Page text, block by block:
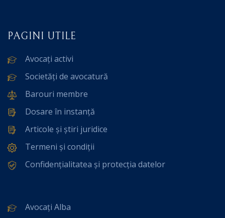
PAGINI UTILE
Avocați activi
Societăți de avocatură
Barouri membre
Dosare în instanță
Articole și știri juridice
Termeni și condiții
Confidențialitatea și protecția datelor
Avocați Alba